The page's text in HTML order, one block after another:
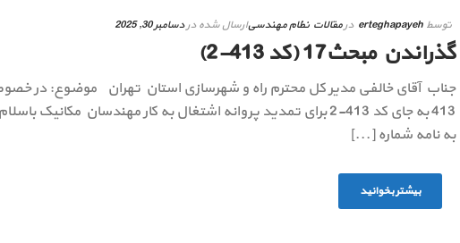
توسط erteghapayeh درمقالات نظام مهندسیارسال شده دردسامبر 30, 2025
گذراندن مبحث17 (کد 413-2)
جناب آقای خالفی مدیر كل محترم راه و شهرسازی استان تهران موضوع: در
413 به جاى كد 413-2 براى تمديد پروانه اشتغال به كار مهندسان مكانيک
به نامه شماره [...]
بیشتر بخوانید